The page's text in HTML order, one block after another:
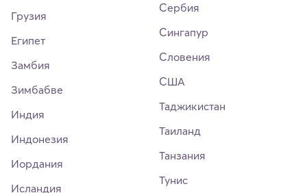
Грузия
Египет
Замбия
Зимбабве
Индия
Индонезия
Иордания
Исландия
Сербия
Сингапур
Словения
США
Таджикистан
Таиланд
Танзания
Тунис